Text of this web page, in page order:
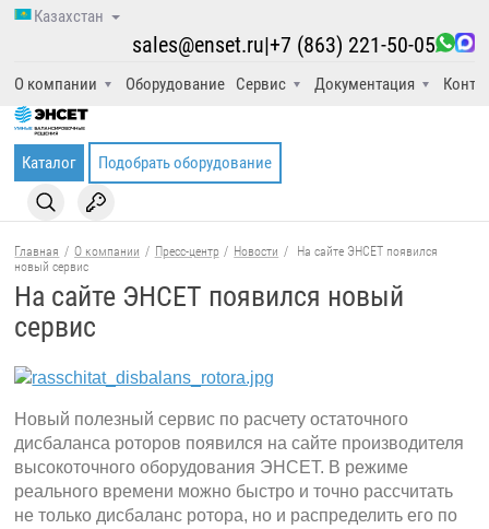
Казахстан
О компании Оборудование Сервис Документация
sales@enset.ru|+7 (863) 221-50-05
Каталог Подобрать оборудование
Главная / О компании / Пресс-центр / Новости /
На сайте ЭНСЕТ появился
новый сервис
На сайте ЭНСЕТ появился новый
сервис
Новый полезный сервис по расчету остаточного
дисбаланса роторов появился на сайте производителя
высокоточного оборудования ЭНСЕТ. В режиме
реального времени можно быстро и точно рассчитать
не только дисбаланс ротора, но и распределить его по